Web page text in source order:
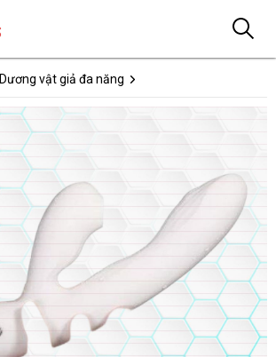
Dương vật giả đa năng